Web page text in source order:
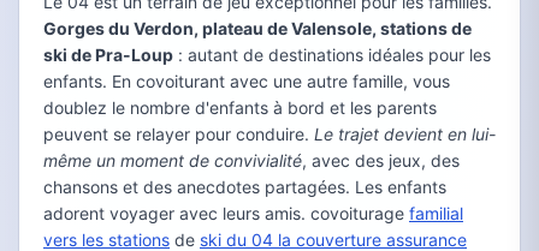
Gorges du Verdon, plateau de Valensole, stations de
ski de Pra-Loup : autant de destinations idéales pour les
enfants. En covoiturant avec une autre famille, vous
doublez le nombre d'enfants à bord et les parents
peuvent se relayer pour conduire. Le trajet devient en lui-
même un moment de convivialité, avec des jeux, des
chansons et des anecdotes partagées. Les enfants
adorent voyager avec leurs amis. covoiturage familial
vers les stations de ski du 04 la couverture assurance